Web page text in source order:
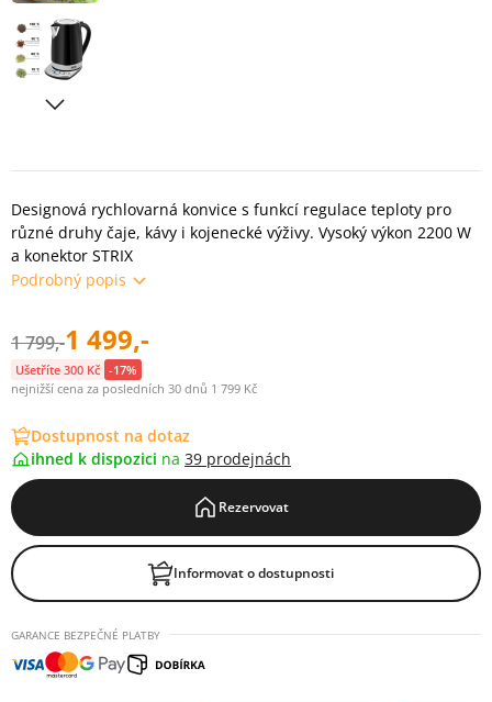
Designová rychlovarná konvice s funkcí regulace teploty pro
různé druhy čaje, kávy i kojenecké výživy. Vysoký výkon 2200 W
a konektor STRIX
Podrobný popis
1 799,-1 499,-
Ušetříte 300 Kč -17%
nejnižší cena za posledních 30 dnů 1 799 Kč
Dostupnost na dotaz
ihned k dispozici na 39 prodejnách
Rezervovat
Informovat o dostupnosti
GARANCE BEZPEČNÉ PLATBY